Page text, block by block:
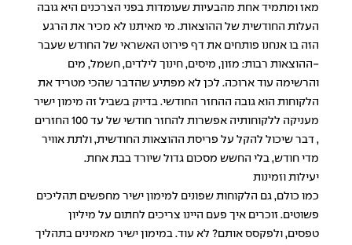
מאז ומתמיד אחת מהבעיות שעומדות בפני הצרכנים היא גובה
העלות החודשית של ההוצאות. מי מאיתנו לא מכיר את הרגע
הזה בו אנחנו פותחים את דף פירוט האשראי של החודש שעבר
-ההוצאות רבות: מזון, מיסים, חינוך לילדים, חשמל, מים
והרשימה עוד ארוכה. לכן לא מפתיע שהדבר שהכי מטריד את
הלקוחות הוא גובה ההחזר החודשי. בדיוק בשביל זה מימון ישיר
מעניקה ללקוחותיה אפשרות להחזר חודשי של עד 100 החזרים
, דבר שיכול להקל על פריסת ההוצאות החודשית, ולתת אוויר
מדי חודש, בלי החשש מסכום גדול שיורד בבת אחת.
יעילות וזמינות
כמו כולם, גם הלקוחות שפונים למימון ישיר מחפשים תהליכים
פשוטים. זוכרים איך פעם היינו צריכים לחתום על מיליון
טפסים, ולפקסס אותם? לא עוד. במימון ישיר מאמינים בתהליך